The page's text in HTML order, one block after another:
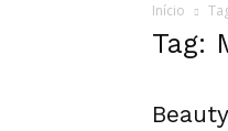
Início
Tag: